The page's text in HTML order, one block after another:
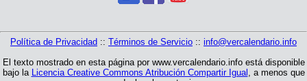
Política de Privacidad :: Términos de Servicio :: info@vercalendario.info
El texto mostrado en esta página por www.vercalendario.info está disponible
bajo la Licencia Creative Commons Atribución Compartir Igual , a menos que